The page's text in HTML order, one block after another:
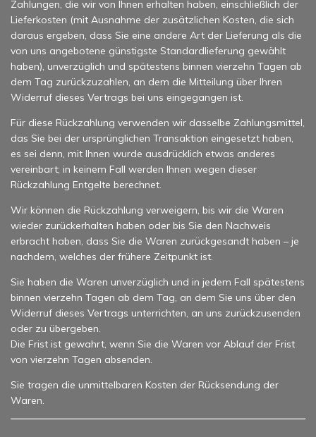
Zahlungen, die wir von Ihnen erhalten haben, einschließlich der
Lieferkosten (mit Ausnahme der zusätzlichen Kosten, die sich
daraus ergeben, dass Sie eine andere Art der Lieferung als die
von uns angebotene günstigste Standardlieferung gewählt
haben), unverzüglich und spätestens binnen vierzehn Tagen ab
dem Tag zurückzuzahlen, an dem die Mitteilung über Ihren
Widerruf dieses Vertrags bei uns eingegangen ist.
Für diese Rückzahlung verwenden wir dasselbe Zahlungsmittel,
das Sie bei der ursprünglichen Transaktion eingesetzt haben,
es sei denn, mit Ihnen wurde ausdrücklich etwas anderes
vereinbart; in keinem Fall werden Ihnen wegen dieser
Rückzahlung Entgelte berechnet.
Wir können die Rückzahlung verweigern, bis wir die Waren
wieder zurückerhalten haben oder bis Sie den Nachweis
erbracht haben, dass Sie die Waren zurückgesandt haben – je
nachdem, welches der frühere Zeitpunkt ist.
Sie haben die Waren unverzüglich und in jedem Fall spätestens
binnen vierzehn Tagen ab dem Tag, an dem Sie uns über den
Widerruf dieses Vertrags unterrichten, an uns zurückzusenden
oder zu übergeben.
Die Frist ist gewahrt, wenn Sie die Waren vor Ablauf der Frist
von vierzehn Tagen absenden.
Sie tragen die unmittelbaren Kosten der Rücksendung der
Waren.